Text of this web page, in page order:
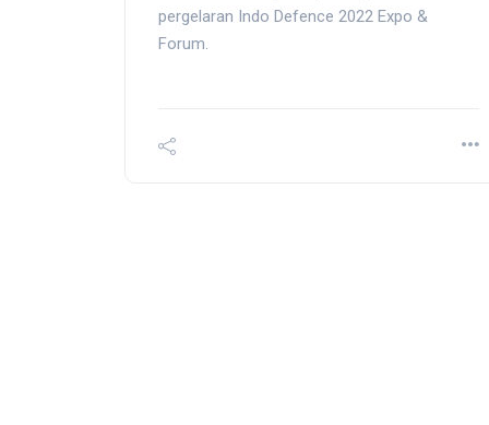
pergelaran Indo Defence 2022 Expo &
Forum.